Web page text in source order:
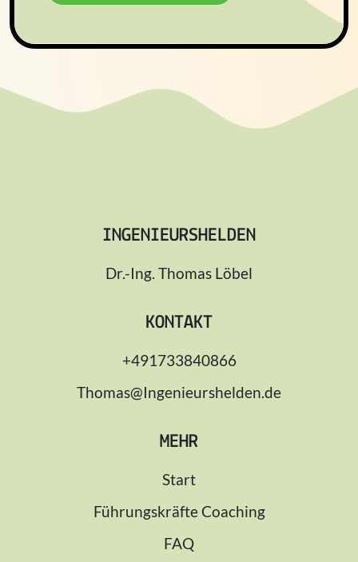
INGENIEURSHELDEN
Dr.-Ing. Thomas Löbel
KONTAKT
+491733840866
Thomas@Ingenieurshelden.de
MEHR
Start
Führungskräfte Coaching
FAQ